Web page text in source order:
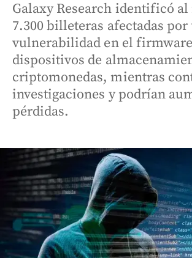
Galaxy Research identificó al
7.300 billeteras afectadas por
vulnerabilidad en el
dispositivos de
criptomonedas, mientras
investigaciones y podrían
pérdidas.